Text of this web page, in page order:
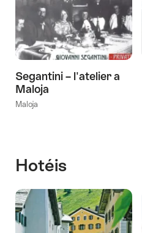
Segantini – l'atelier a
Maloja
Maloja
Hotéis